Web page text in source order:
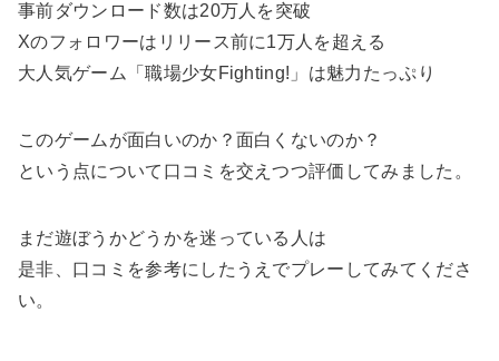
事前ダウンロード数は20万人を突破
Xのフォロワーはリリース前に1万人を超える
大人気ゲーム「職場少女Fighting!」は魅力たっぷり
このゲームが面白いのか？面白くないのか？
という点について口コミを交えつつ評価してみました。
まだ遊ぼうかどうかを迷っている人は
是非、口コミを参考にしたうえでプレーしてみてくださ
い。